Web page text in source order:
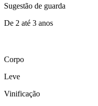
Sugestão de guarda
De 2 até 3 anos
Corpo
Leve
Vinificação